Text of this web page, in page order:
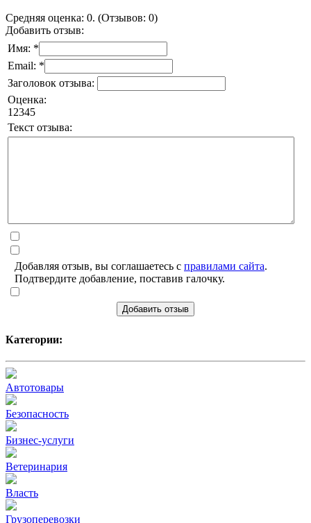
Средняя оценка: 0. (Отзывов: 0)
Добавить отзыв:
Имя: *
Email: *
Заголовок отзыва:
Оценка:
1 2345
Текст отзыва:
Добавляя отзыв, вы соглашаетесь с правилами сайта.
Подтвердите добавление, поставив галочку.
Добавить отзыв
Категории:
Автотовары
Безопасность
Бизнес-услуги
Ветеринария
Власть
Грузоперевозки